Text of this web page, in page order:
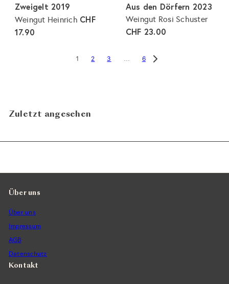
i
s
Zweigelt 2019
Weingut Heinrich CHF
17.90
Aus den Dörfern 2023
Weingut Rosi Schuster
CHF 23.00
1 2 3 … 6
Zuletzt angesehen
Über uns
Über uns
Impressum
AGB
Datenschutz
Kontakt